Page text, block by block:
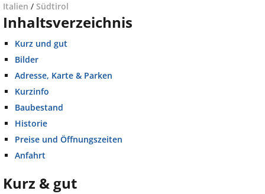
Italien / Südtirol
Inhaltsverzeichnis
Kurz und gut
Bilder
Adresse, Karte & Parken
Kurzinfo
Baubestand
Historie
Preise und Öffnungszeiten
Anfahrt
Kurz & gut